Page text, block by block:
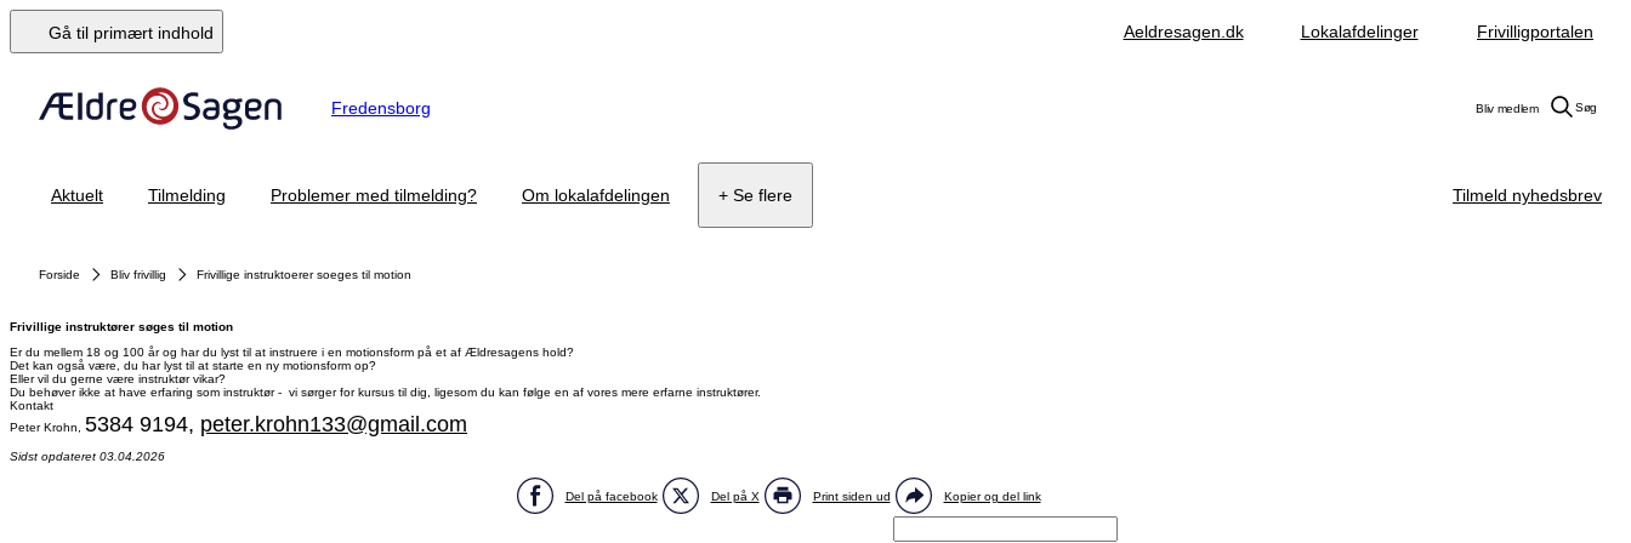
Gå til primært indhold Aeldresagen.dk Lokalafdelinger Frivilligportalen
Fredensborg Bliv medlem Søg
Aktuelt Tilmelding Problemer med tilmelding? Om lokalafdelingen + Se flere Tilmeld nyhedsbrev
Forside Bliv frivillig Frivillige instruktoerer soeges til motion
Frivillige instruktører søges til motion
Er du mellem 18 og 100 år og har du lyst til at instruere i en motionsform på et af Ældresagens hold?
Det kan også være, du har lyst til at starte en ny motionsform op?
Eller vil du gerne være instruktør vikar?
Du behøver ikke at have erfaring som instruktør - vi sørger for kursus til dig, ligesom du kan følge en af vores mere erfarne instruktører.
Kontakt
Peter Krohn, 5384 9194, peter.krohn133@gmail.com
Sidst opdateret 03.04.2026
Del på facebook Del på X Print siden ud Kopier og del link